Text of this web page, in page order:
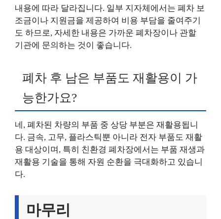
내용에 따라 달라집니다. 일부 지자체에서는 폐차 보
조금이나 지원금을 제공하여 비용 부담을 줄여주기
도 하므로, 자세한 내용은 가까운 폐차장이나 관할
기관에 문의하는 것이 좋습니다.
폐차 후 남은 부품도 재활용이 가
능한가요?
네, 폐차된 차량의 부품 중 상당 부분은 재활용됩니
다. 금속, 고무, 플라스틱뿐 아니라 전자 부품도 재활
용 대상이며, 특히 친환경 폐차장에서는 부품 재생과
재활용 기술을 통해 자원 순환을 극대화하고 있습니
다.
마무리